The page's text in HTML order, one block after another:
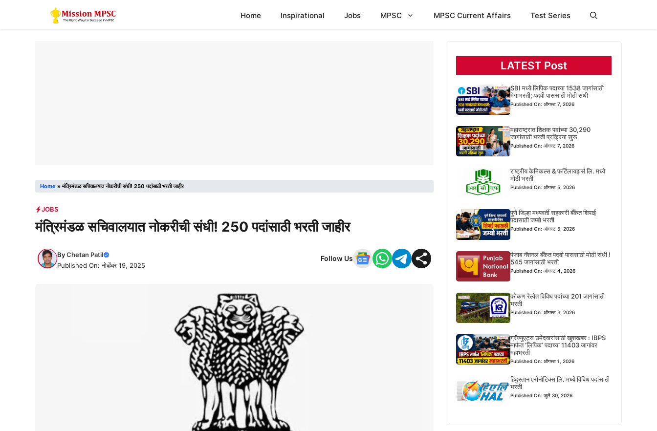
Home Inspirational Jobs MPSC MPSC Current Affairs Test Series
Home »मंत्रिमंडळ सचिवालयात नोकरीची संधी! 250 पदांसाठी भरती जाहीर
JOBS
मंत्रिमंडळ सचिवालयात नोकरीची संधी! 250 पदांसाठी भरती जाहीर
ByChetan Patil
Published On: नोव्हेंबर 19, 2025
Follow Us
LATEST Post
SBI मध्ये लिपिक पदाच्या 1538 जागांसाठी
मेगाभरती; पदवी पाससाठी मोठी संधी
Published On: ऑगस्ट 7, 2026
महाराष्ट्रात शिक्षक पदांच्या 30,290
जागांसाठी भरती प्रक्रिया सुरू
Published On: ऑगस्ट 7, 2026
राष्ट्रीय केमिकल्स & फर्टिलायझर्स लि. मध्ये
मोठी भरती
Published On: ऑगस्ट 5, 2026
पुणे जिल्हा मध्यवर्ती सहकारी बँकेत शिपाई
पदासाठी जम्बो भरती
Published On: ऑगस्ट 5, 2026
पंजाब नॅशनल बँकेत पदवी पाससाठी मोठी संधी !
545 जागांसाठी भरती
Published On: ऑगस्ट 4, 2026
कोकण रेल्वेत विविध पदांच्या 201 जागांसाठी
भरती
Published On: ऑगस्ट 3, 2026
ग्रॅज्युएट्स उमेदवारांसाठी खुशखबर : IBPS
मार्फत ‘लिपिक’ पदाच्या 11403 जागांवर
महाभरती
Published On: ऑगस्ट 1, 2026
हिंदुस्तान एरोनॉटिक्स लि. मध्ये विविध पदांसाठी
भरती
Published On: जुलै 30, 2026